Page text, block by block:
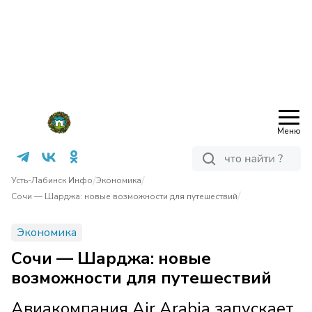
Меню
Усть-Лабинск Инфо/Экономика/
Сочи — Шарджа: новые возможности для путешествий/
Экономика
Сочи — Шарджа: новые
возможности для путешествий